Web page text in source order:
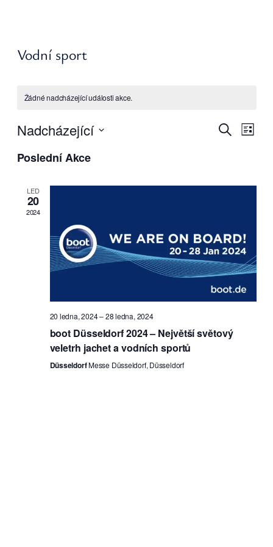
Vodní sport
Žádné nadcházející události akce.
Hledat
pro
Seznam
Nadcházející
datum.
Poslední Akce
LED
20
2024
20 ledna, 2024–28 ledna, 2024
boot Düsseldorf 2024 – Největší světový
veletrh jachet a vodních sportů
DüsseldorfMesse Düsseldorf, Düsseldorf